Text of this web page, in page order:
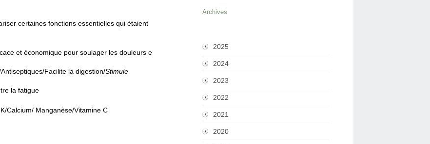
certaines fonctions essentielles qui étaient
et économique pour soulager les douleurs e
Facilite la digestion/Stimule
la fatigue
Calcium/ Manganèse/Vitamine C
Archives
2025
2024
2023
2022
2021
2020